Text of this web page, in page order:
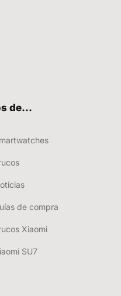
de...
de compra
Xiaomi
SU7